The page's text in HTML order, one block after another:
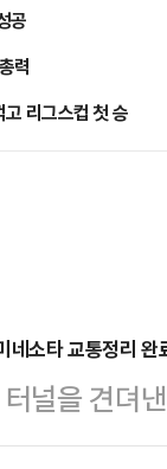
공
력
리그스컵 첫 승
네소타 교통정리 완
터널을 견
로 다가왔